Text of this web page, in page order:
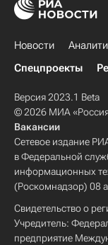
Новости
Спецпроекты
Версия 2023.1 Beta
© 2026 МИА
Вакансии
Сетевое издание
в Федеральной
информационных
(Роскомнадзор) 08
Свидетельство о
Учредитель:
предприятие